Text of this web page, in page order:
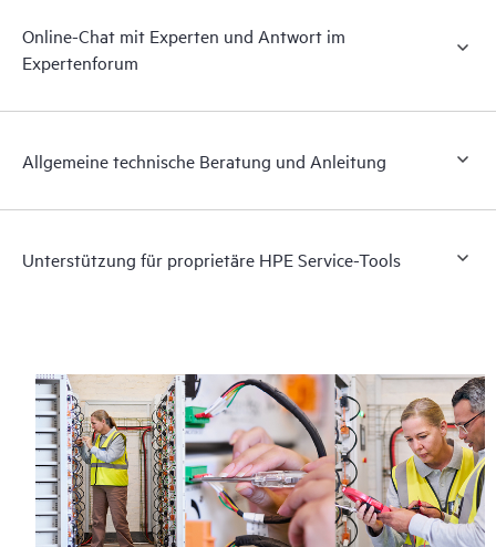
Online-Chat mit Experten und Antwort im
Expertenforum
Allgemeine technische Beratung und Anleitung
Unterstützung für proprietäre HPE Service-Tools